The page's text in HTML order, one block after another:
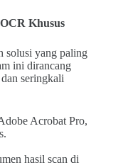
Khusus
solusi yang paling
ini dirancang
seringkali
Acrobat Pro,
hasil scan di